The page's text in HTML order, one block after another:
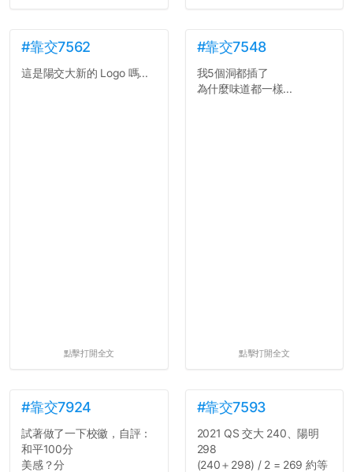
#靠交7562
這是陽交大新的 Logo 嗎...
點擊打開全文
#靠交7548
我5個洞都插了
為什麼味道都一樣...
點擊打開全文
#靠交7924
試著做了一下校徽，自評：
和平100分
美感？分
#靠交7593
2021 QS 交大 240、陽明
298
(240＋298) / 2 = 269 約等